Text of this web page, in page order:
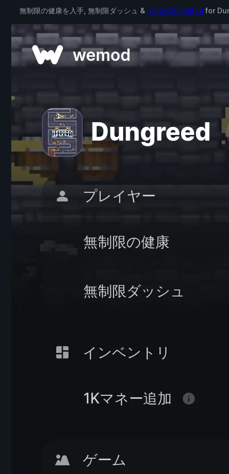
無制限の健康を入手, 無制限ダッシュ & その他2件のMod for